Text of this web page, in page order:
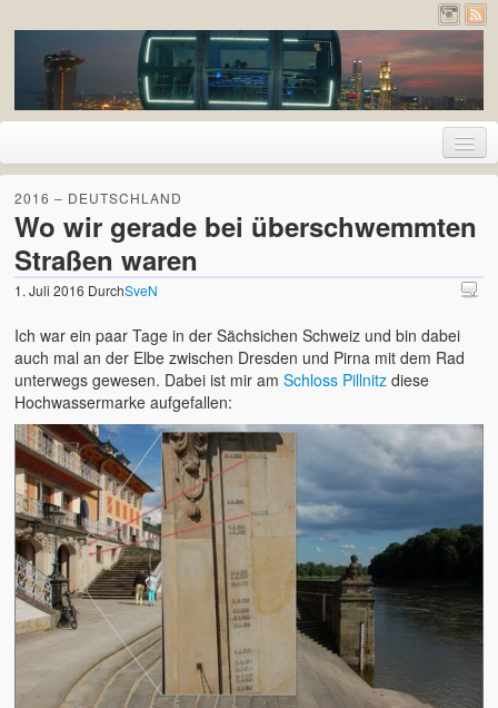
Home
Urlaub
2026 – Pyrenäen (Frankreich und Spanien)
2019 – Island
2017 – Holland
2017 – London
2016 – Deutschland
2015 – Deutschland
2014 – Frankreich
2012 – Dänemark
2011 – Australien
2016 – DEUTSCHLAND
Wo wir gerade bei überschwemmten
Straßen waren
1. Juli 2016 DurchSveN
Ich war ein paar Tage in der Sächsichen Schweiz und bin dabei
auch mal an der Elbe zwischen Dresden und Pirna mit dem Rad
unterwegs gewesen. Dabei ist mir amSchloss Pillnitz diese
Hochwassermarke aufgefallen: